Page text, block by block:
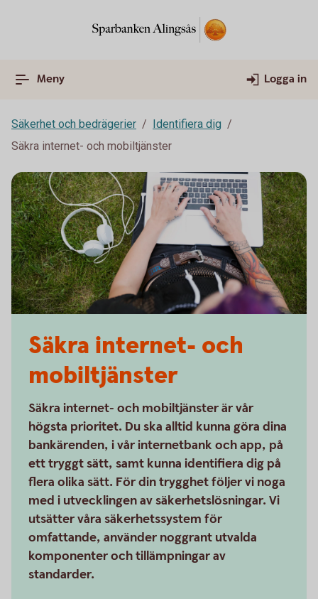
Meny Logga in
Säkerhet och bedrägerier
Identifiera dig
Säkra internet- och mobiltjänster
Säkra internet- och
mobiltjänster
Säkra internet- och mobiltjänster är vår
högsta prioritet. Du ska alltid kunna göra dina
bankärenden, i vår internetbank och app, på
ett tryggt sätt, samt kunna identifiera dig på
flera olika sätt. För din trygghet följer vi noga
med i utvecklingen av säkerhetslösningar. Vi
utsätter våra säkerhetssystem för
omfattande, använder noggrant utvalda
komponenter och tillämpningar av
standarder.